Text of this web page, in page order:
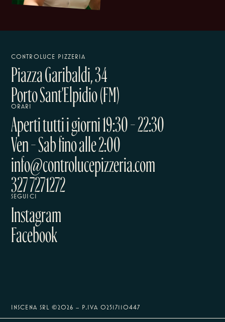
CONTROLUCE PIZZERIA
Piazza Garibaldi, 34
Porto Sant'Elpidio (FM)
ORARI
Aperti tutti i giorni 19:30 – 22:30
Ven – Sab fino alle 2:00
info@controlucepizzeria.com
327 7271272
SEGUICI
Instagram
Facebook
INSCENA SRL ©2026 – P.IVA 02517110447